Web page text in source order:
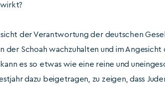
der Verantwortung der deutschen
der Schoah wachzuhalten und im
es so etwas wie eine reine und
dazu beigetragen, zu zeigen, dass